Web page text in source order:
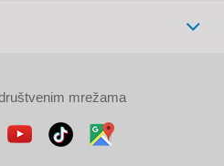
mrežama